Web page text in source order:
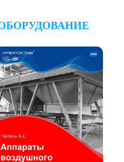
Циклон РИСИ
Циклон УЦМ-38
Циклоны